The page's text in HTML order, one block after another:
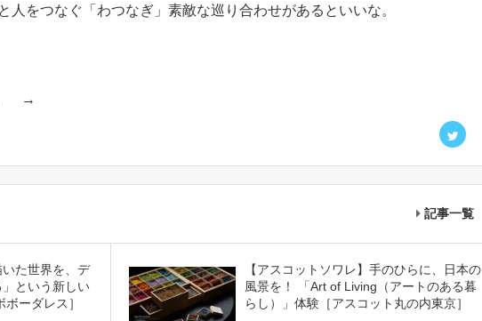
人をつなぐ「わつなぎ」素敵な巡り合わせがあるといいな。
。 →
記事一覧
いた世界を、デ
という新しい
ーダレス］
【アスコットソワレ】手のひらに、日本の
風景を！ 「Art of Living（アートのある暮
らし）」体験［アスコット丸の内東京］